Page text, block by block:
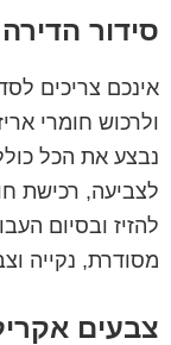
סידור
אינכם צריכים
ולרכוש חומרי
נבצע את הכל
לצביעה, רכישת
להזיז ובסיום
מסודרת, נקייה
צבעים